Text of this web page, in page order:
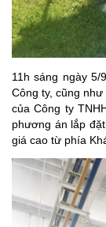
11h sáng ngày
Công ty, cũng
của Công ty
phương án lắp
giá cao từ phía